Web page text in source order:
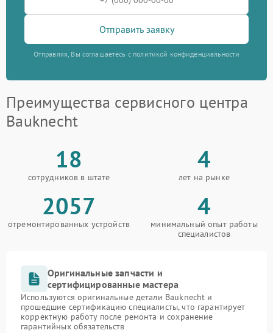
Отправить заявку
Отправляя, Вы соглашаетесь с политикой конфиденциальности
Преимущества сервисного центра
Bauknecht
18
сотрудников в штате
4
лет на рынке
2057
отремонтированных устройств
4
минимальный опыт работы
специалистов
Оригинальные запчасти и
сертифицированные мастера
Используются оригинальные детали Bauknecht и
прошедшие сертификацию специалисты, что гарантирует
корректную работу после ремонта и сохранение
гарантийных обязательств